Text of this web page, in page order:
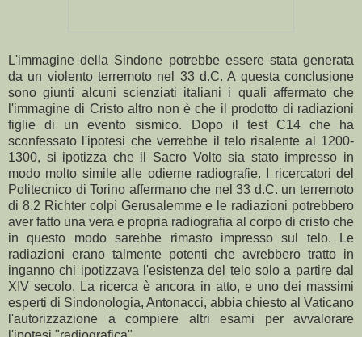
L'immagine della Sindone potrebbe essere stata generata
da un violento terremoto nel 33 d.C. A questa conclusione
sono giunti alcuni scienziati italiani i quali affermato che
l'immagine di Cristo altro non è che il prodotto di radiazioni
figlie di un evento sismico. Dopo il test C14 che ha
sconfessato l'ipotesi che verrebbe il telo risalente al 1200-
1300, si ipotizza che il Sacro Volto sia stato impresso in
modo molto simile alle odierne radiografie. I ricercatori del
Politecnico di Torino affermano che nel 33 d.C. un terremoto
di 8.2 Richter colpì Gerusalemme e le radiazioni potrebbero
aver fatto una vera e propria radiografia al corpo di cristo che
in questo modo sarebbe rimasto impresso sul telo. Le
radiazioni erano talmente potenti che avrebbero tratto in
inganno chi ipotizzava l'esistenza del telo solo a partire dal
XIV secolo. La ricerca è ancora in atto, e uno dei massimi
esperti di Sindonologia, Antonacci, abbia chiesto al Vaticano
l'autorizzazione a compiere altri esami per avvalorare